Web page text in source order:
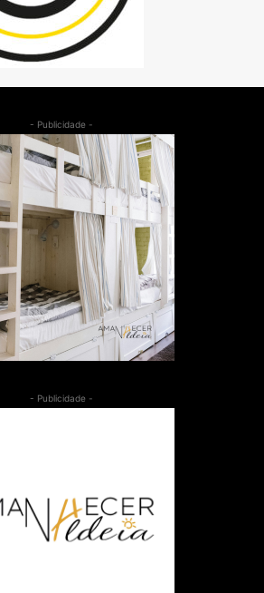
- Publicidade -
- Publicidade -